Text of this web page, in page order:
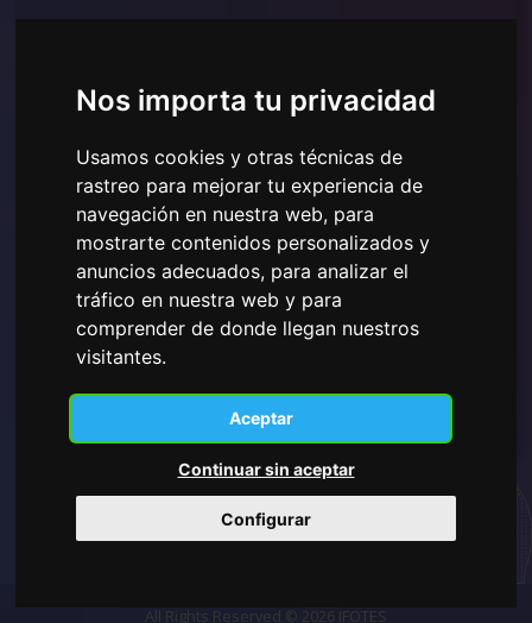
Nos importa tu privacidad
Usamos cookies y otras técnicas de
rastreo para mejorar tu experiencia de
navegación en nuestra web, para
mostrarte contenidos personalizados y
anuncios adecuados, para analizar el
tráfico en nuestra web y para
comprender de donde llegan nuestros
visitantes.
Aceptar
Continuar sin aceptar
Configurar
He leído y comprendido la Política de Privacidad
mostrada aquíy doy mi consentimiento para el uso de
los datos personales proporcionados.
Suscribirse
All Rights Reserved © 2026 IFOTES